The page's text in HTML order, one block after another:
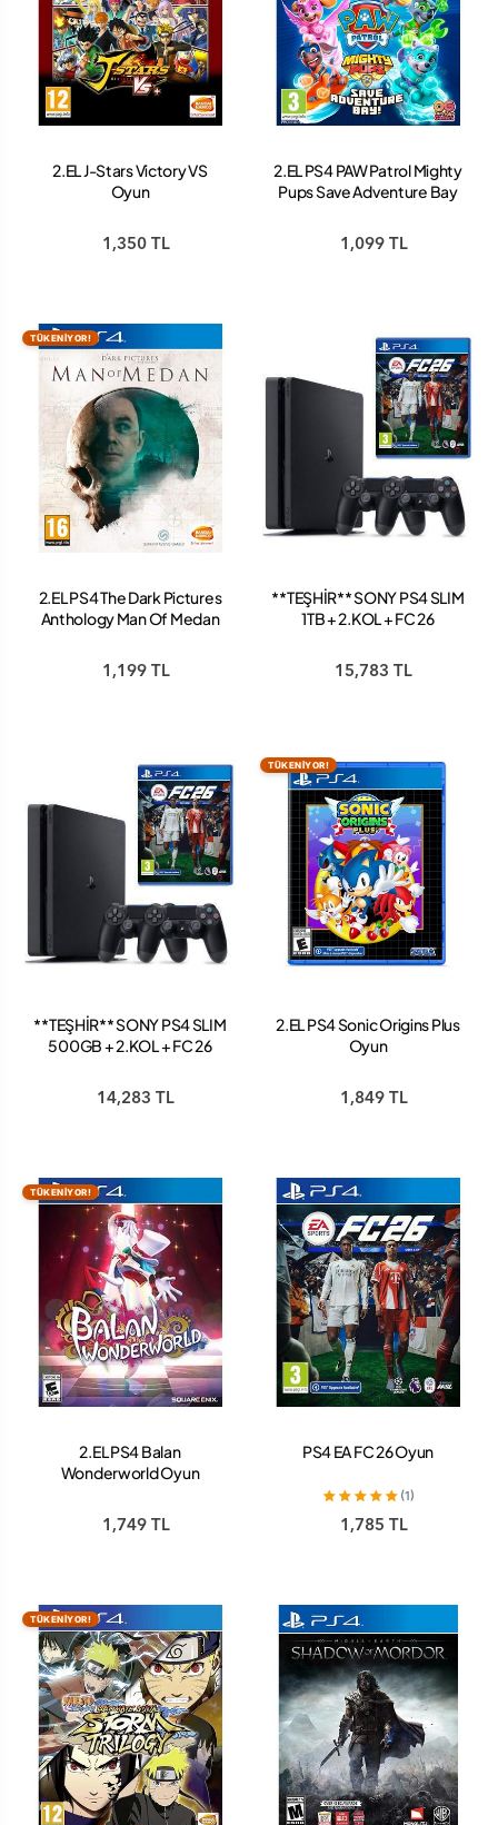
2.EL J-Stars Victory VS
Oyun
1,350 TL
2.EL PS4 PAW Patrol Mighty
Pups Save Adventure Bay
1,099 TL
TÜKENİYOR!
2.EL PS4 The Dark Pictures
Anthology Man Of Medan
1,199 TL
**TEŞHİR** SONY PS4 SLIM
1TB + 2.KOL + FC 26
15,783 TL
**TEŞHİR** SONY PS4 SLIM
500GB + 2.KOL + FC 26
14,283 TL
TÜKENİYOR!
2.EL PS4 Sonic Origins Plus
Oyun
1,849 TL
TÜKENİYOR!
2.EL PS4 Balan
Wonderworld Oyun
1,749 TL
PS4 EA FC 26 Oyun
(1)
1,785 TL
TÜKENİYOR!